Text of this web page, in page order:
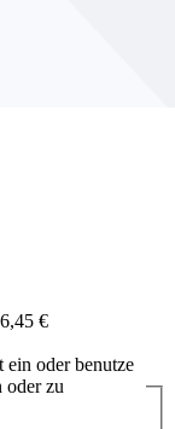
€
oder benutze
oder zu